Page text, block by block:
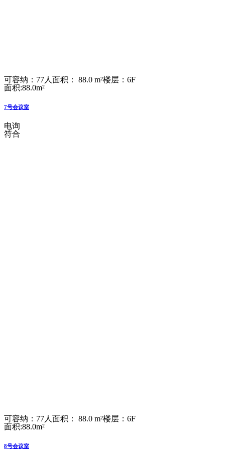
可容纳：77人 面积： 88.0 m²楼层：6F
面积:88.0m²
7号会议室
电询
符合
可容纳：77人 面积： 88.0 m²楼层：6F
面积:88.0m²
8号会议室